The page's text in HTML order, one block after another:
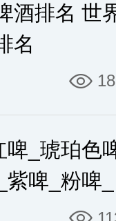
酒排名 世
名
啤_琥珀色
紫啤_粉啤